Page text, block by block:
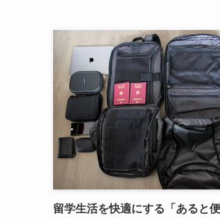
留学生活を快適にする「あると